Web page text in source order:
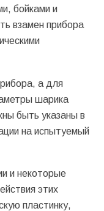
бойками и
взамен прибора
а для
шарика
быть указаны в
на испытуемый
и некоторые
этих
пластинку,